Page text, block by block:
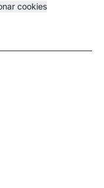
cookies